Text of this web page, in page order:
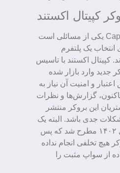
کپیتال اکستند
اعتبار یک بروکر مانند CapitalXtend یکی از مسائلی است
انتخاب یک پلتفرم
کپیتال اکستند با تاسیس
بروکر جدید وارد بازار شده
اعتبار و امنیت آن نیاز به
گزارش‌ها و نظرات
این بروکر منتشر
جدی باشد. البته یک
مورد گزارش در اردیبهشت سال ۱۴۰۲ مطرح شد که پس
هیچ تخلفی انجام نداده
از سواپ مثبت را